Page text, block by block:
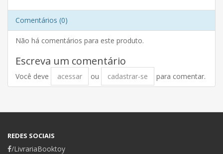
Comentários (0)
Não há comentários para este produto.
Escreva um comentário
Você deve acessar ou cadastrar-se para comentar.
REDES SOCIAIS
/LivrariaBooktoy